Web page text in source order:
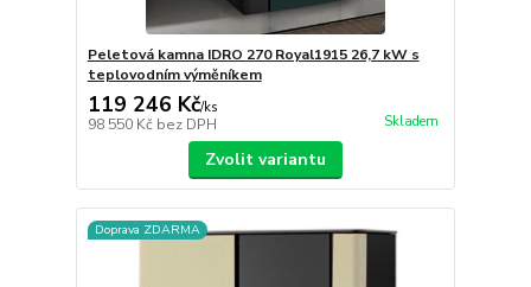
Peletová kamna IDRO 270 Royal1915 26,7 kW s
teplovodním výměníkem
119 246 Kč/ks
98 550 Kč bez DPH Skladem
Zvolit variantu
Doprava ZDARMA